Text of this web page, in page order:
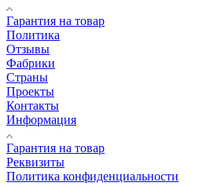
Гарантия на товар
Политика
Отзывы
Фабрики
Страны
Проекты
Контакты
Информация
Гарантия на товар
Реквизиты
Политика конфиденциальности